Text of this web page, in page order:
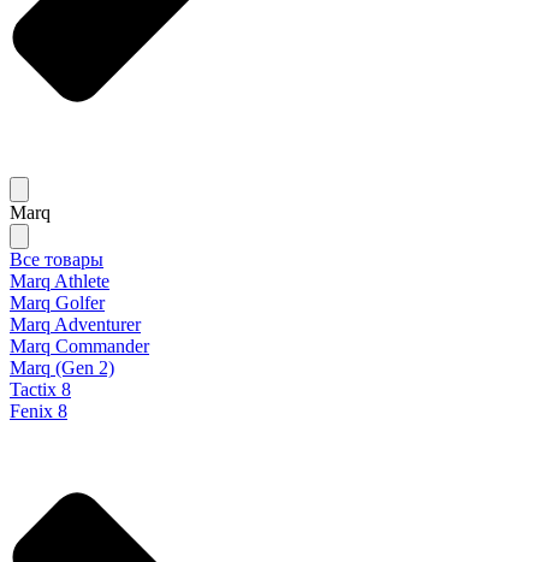
Marq
Все товары
Marq Athlete
Marq Golfer
Marq Adventurer
Marq Commander
Marq (Gen 2)
Tactix 8
Fenix 8